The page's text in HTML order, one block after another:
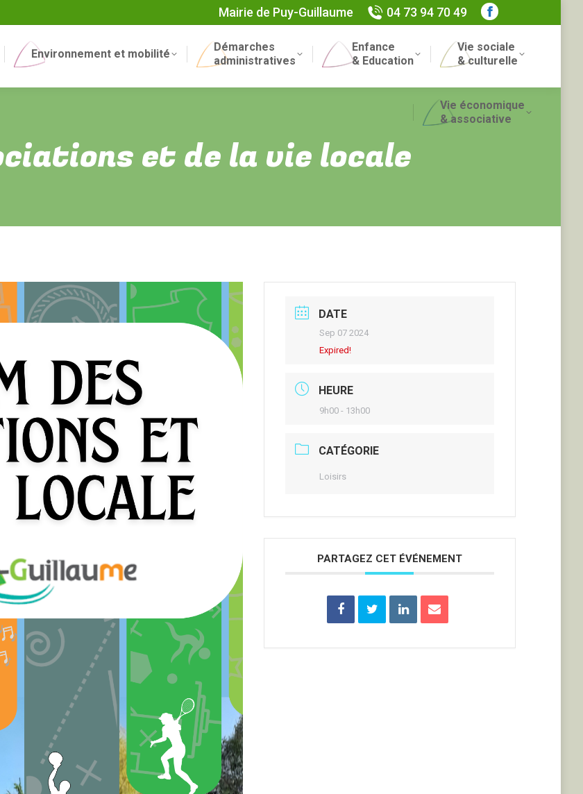
Mairie de Puy-Guillaume 04 73 94 70 49
Facebook
opens
new
window
Environnement et mobilité
Démarches
administratives
Enfance
& Education
Vie sociale
& culturelle
Vie économique
& associative
et de la vie locale
DATE
Sep 07 2024
Expired!
HEURE
9h00 - 13h00
CATÉGORIE
Loisirs
PARTAGEZ CET ÉVÉNEMENT